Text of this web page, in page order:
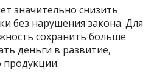
значительно снизить
без нарушения закона. Для
сохранить больше
деньги в развитие,
продукции.